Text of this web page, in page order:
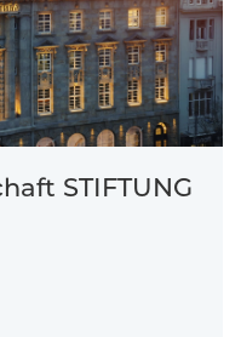
STIFTUNG